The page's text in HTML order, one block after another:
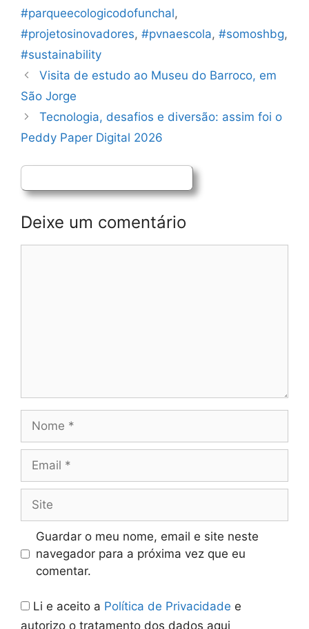
#parqueecologicodofunchal,
#projetosinovadores, #pvnaescola, #somoshbg,
#sustainability
Navegação
de
Visita de estudo ao Museu do Barroco, em
São Jorge
Tecnologia, desafios e diversão: assim foi o
Peddy Paper Digital 2026
Deixe um comentário
Nome
Email
Site
Guardar o meu nome, email e site neste
navegador para a próxima vez que eu
comentar.
Li e aceito a Política de Privacidade e
autorizo o tratamento dos dados aqui